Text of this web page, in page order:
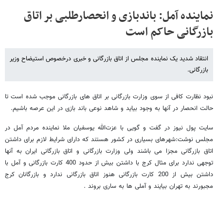
نماینده آمل: باندبازی و انحصارطلبی بر اتاق
بازرگانی حاکم است
انتقاد شدید یک نماینده مجلس از اتاق بازرگانی و خبری درخصوص استیضاح وزیر
بازرگانی.
نبود نظارت کافی از سوی وزارت بازرگانی بر اتاق های بازرگانی موجب شده است تا
حالت انحصار در آنها به وجود بیاید و شاهد نوعی باند بازی در این عرصه باشیم.
سایت پول نیوز در گفت و گویی با عزت‌الله یوسفیان ملا نماینده مردم آمل در
مجلس نوشت:شهرهای بسیاری در کشور هستند که دارای شرایط لازم برای داشتن
اتاق بازرگانی مجزا می باشند ولی وزارت بازرگانی و اتاق بازرگانی ایران به آنها
توجهی ندارد برای مثال کرج با داشتن بیش از حدود 400 کارت بازرگانی و آمل با
داشتن بیش از 200 کارت بازرگانی هنوز اتاق بازرگانی ندارد و بازرگانان کرج
مجبورند به تهران بیایند و آملی ها به ساری بروند .